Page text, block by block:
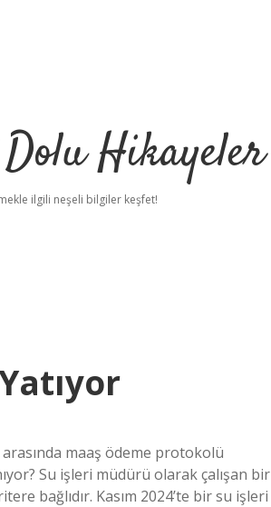
Hikayeler
ilgili neşeli bilgiler keşfet!
maaş ödeme protokolü
Su işleri müdürü olarak çalışan bir
bağlıdır. Kasım 2024’te bir su işleri